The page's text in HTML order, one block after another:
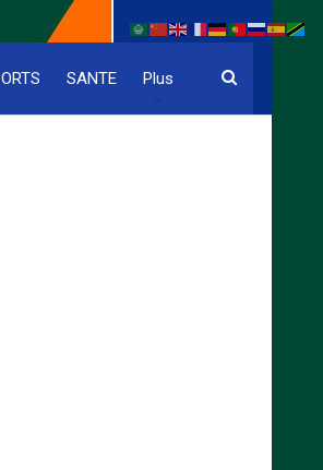
SANTE Plus